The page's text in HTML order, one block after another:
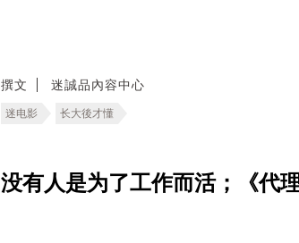
撰文 迷誠品內容中心
迷电影 长大後才懂
没有人是为了工作而活；《代